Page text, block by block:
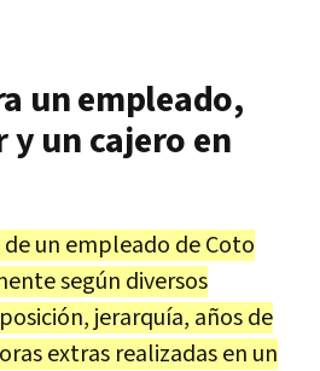
un empleado,
un cajero en
un empleado de Coto
según diversos
jerarquía, años de
extras realizadas en un